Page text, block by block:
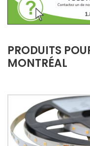
PRODUITS
MONTRÉAL